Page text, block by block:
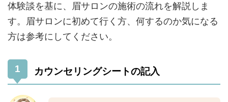
体験談を基に、眉サロンの施術の流れを解説しま
す。眉サロンに初めて行く方、何するのか気になる
方は参考にしてください。
カウンセリングシートの記入